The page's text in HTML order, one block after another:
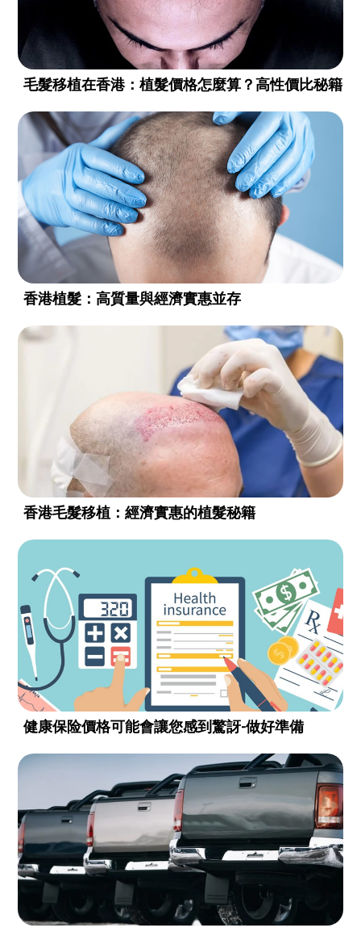
毛髮移植在香港：植髮價格怎麼算？高性價比秘籍
香港植髮：高質量與經濟實惠並存
香港毛髮移植：經濟實惠的植髮秘籍
健康保险價格可能會讓您感到驚訝-做好準備